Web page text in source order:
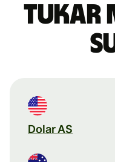
Tukar
Dolar AS